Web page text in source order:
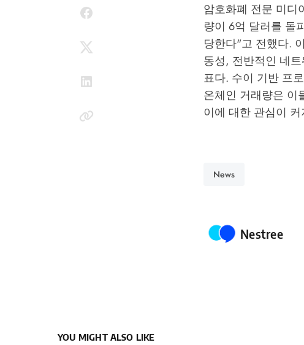
암호화폐 전문 미디
량이 6억 달러를 돌
당한다"고 전했다.
동성, 전반적인 네
표다. 수이 기반 프
온체인 거래량은 이
이에 대한 관심이
News
Posted by
Nestree
YOU MIGHT ALSO LIKE